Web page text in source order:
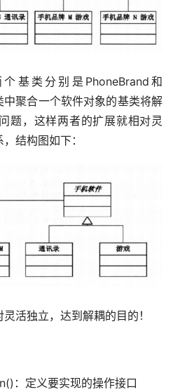
基类分别是PhoneBrand和
聚合一个软件对象的基类将解
题，这样两者的扩展就相对灵
结构图如下：
活独立，达到解耦的目的！
：定义要实现的操作接口